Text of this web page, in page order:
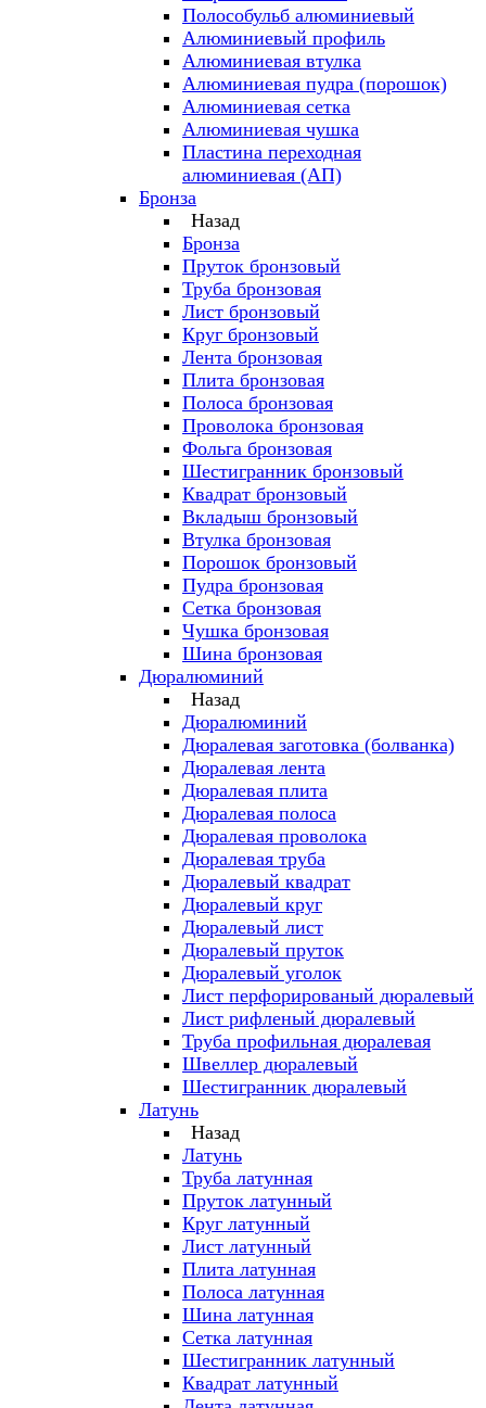
Полособульб алюминиевый
Алюминиевый профиль
Алюминиевая втулка
Алюминиевая пудра (порошок)
Алюминиевая сетка
Алюминиевая чушка
Пластина переходная
алюминиевая (АП)
Бронза
Назад
Бронза
Пруток бронзовый
Труба бронзовая
Лист бронзовый
Круг бронзовый
Лента бронзовая
Плита бронзовая
Полоса бронзовая
Проволока бронзовая
Фольга бронзовая
Шестигранник бронзовый
Квадрат бронзовый
Вкладыш бронзовый
Втулка бронзовая
Порошок бронзовый
Пудра бронзовая
Сетка бронзовая
Чушка бронзовая
Шина бронзовая
Дюралюминий
Назад
Дюралюминий
Дюралевая заготовка (болванка)
Дюралевая лента
Дюралевая плита
Дюралевая полоса
Дюралевая проволока
Дюралевая труба
Дюралевый квадрат
Дюралевый круг
Дюралевый лист
Дюралевый пруток
Дюралевый уголок
Лист перфорированый дюралевый
Лист рифленый дюралевый
Труба профильная дюралевая
Швеллер дюралевый
Шестигранник дюралевый
Латунь
Назад
Латунь
Труба латунная
Пруток латунный
Круг латунный
Лист латунный
Плита латунная
Полоса латунная
Шина латунная
Сетка латунная
Шестигранник латунный
Квадрат латунный